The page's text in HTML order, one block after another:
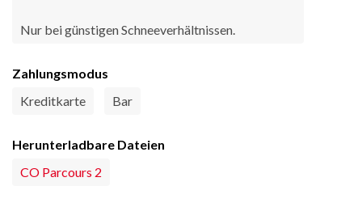
Nur bei günstigen Schneeverhältnissen.
Zahlungsmodus
Kreditkarte
Bar
Herunterladbare Dateien
CO Parcours 2